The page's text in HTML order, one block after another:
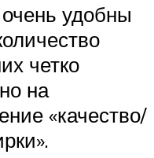
удобны
четко
на
«качество/